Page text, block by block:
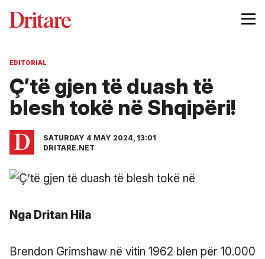
EDITORIAL
Ç’të gjen të duash të
blesh tokë në Shqipëri!
SATURDAY 4 MAY 2024, 13:01
DRITARE.NET
Nga Dritan Hila
Brendon Grimshaw në vitin 1962 blen për 10.000